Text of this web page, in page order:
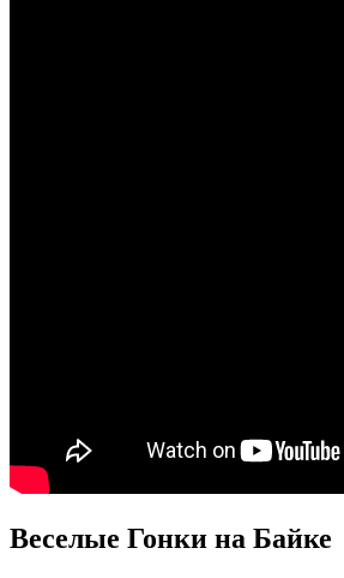
Веселые Гонки на Байке